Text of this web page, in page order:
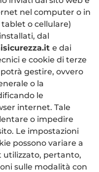
nel computer o in
o cellulare)
dal
e dai
e cookie di terze
gestire, ovvero
o la
le
internet. Tale
o impedire
Le impostazioni
possono variare a
utilizzato, pertanto,
sulle modalità con